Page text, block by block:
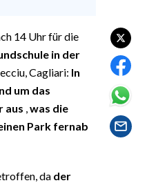
14 Uhr für die
in der
Cagliari: In
um das
aus was die
Park fernab
da der